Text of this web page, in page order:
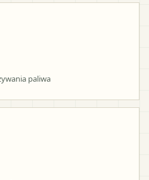
paliwa